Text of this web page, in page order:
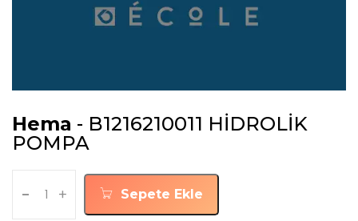
Hema - B1216210011 HİDROLİK
POMPA
- + Sepete Ekle